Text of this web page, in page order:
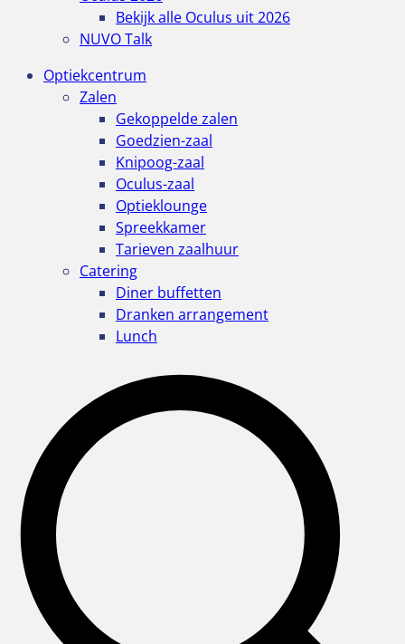
Bekijk alle Oculus uit 2026
NUVO Talk
Optiekcentrum
Zalen
Gekoppelde zalen
Goedzien-zaal
Knipoog-zaal
Oculus-zaal
Optieklounge
Spreekkamer
Tarieven zaalhuur
Catering
Diner buffetten
Dranken arrangement
Lunch